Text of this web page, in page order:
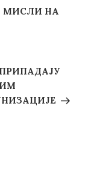
МИСЛИ НА